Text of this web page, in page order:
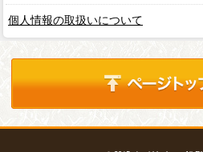
個人情報の取扱いについて